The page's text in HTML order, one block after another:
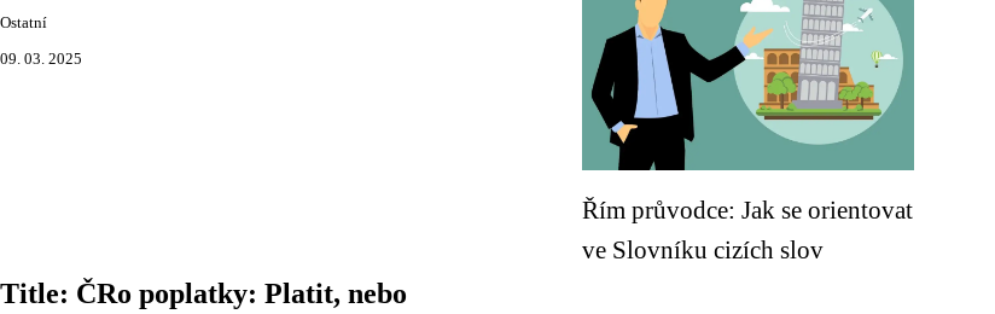
Ostatní
09. 03. 2025
Title: ČRo poplatky: Platit, nebo
Řím průvodce: Jak se orientovat
ve Slovníku cizích slov